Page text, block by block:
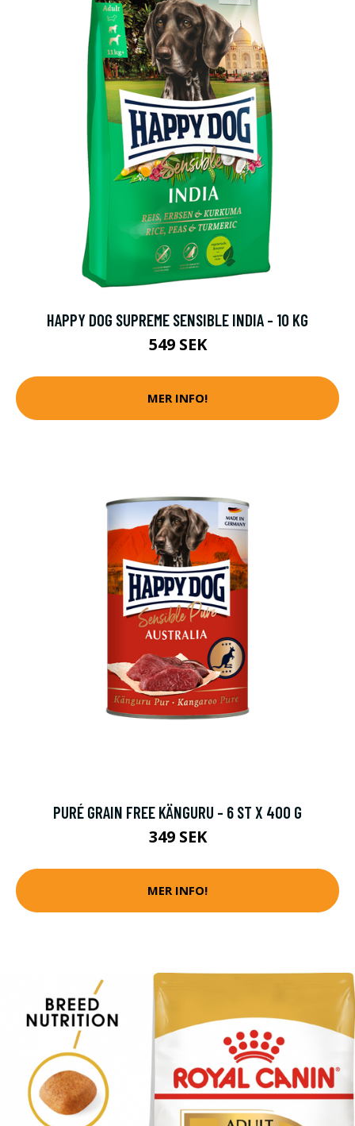
HAPPY DOG SUPREME SENSIBLE INDIA - 10 KG
549 SEK
MER INFO!
PURÉ GRAIN FREE KÄNGURU - 6 ST X 400 G
349 SEK
MER INFO!